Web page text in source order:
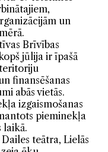
un
Brīvības
jūlija ir īpašā
finansēšanas
abās vietās.
izgaismošanas
pieminekļa
laikā.
teātra, Lielās